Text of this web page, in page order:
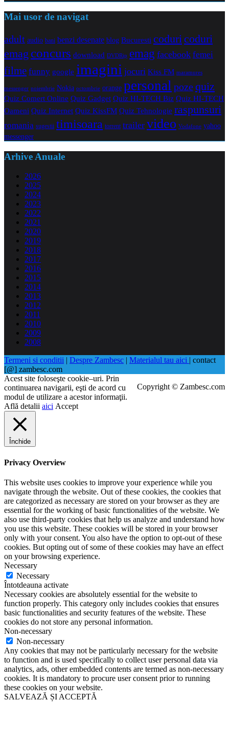
Mai usor de navigat
adult audio bani benzi desenate blog Bucuresti coduricoduri
emag concurs download DVDRip emag facebook femei
filme funny google imagini jocuri Kiss FM maramures
messenger noiembrie Nokia octombrie orange personal pozequiz
Quiz Comert Online Quiz Gadget Quiz HI-TECH Biz Quiz HI-TECH
Oameni Quiz Internet Quiz KissFM Quiz Tehnologie raspunsuri
romania sugestii timisoara torrent trailer video Vodafone yahoo
messenger
Arhive Anuale
2026
2025
2024
2023
2022
2021
2020
2019
2018
2017
2016
2015
2014
2013
2012
2011
2010
2009
2008
Termeni si conditii | Despre Zambesc | Materialul tau aici | contact
[@] zambesc.com
Copyright © Zambesc.com
Acest site foloseşte cookie–uri. Prin
continuarea navigarii, eşti de acord cu
modul de utilizare a acestor informaţii.
Află detalii aici Accept
Închide
Privacy Overview
This website uses cookies to improve your experience while you
navigate through the website. Out of these cookies, the cookies that
are categorized as necessary are stored on your browser as they are
essential for the working of basic functionalities of the website. We
also use third-party cookies that help us analyze and understand how
you use this website. These cookies will be stored in your browser
only with your consent. You also have the option to opt-out of these
cookies. But opting out of some of these cookies may have an effect
on your browsing experience.
Necessary
Necessary
Întotdeauna activate
Necessary cookies are absolutely essential for the website to
function properly. This category only includes cookies that ensures
basic functionalities and security features of the website. These
cookies do not store any personal information.
Non-necessary
Non-necessary
Any cookies that may not be particularly necessary for the website
to function and is used specifically to collect user personal data via
analytics, ads, other embedded contents are termed as non-necessary
cookies. It is mandatory to procure user consent prior to running
these cookies on your website.
SALVEAZĂ ȘI ACCEPTĂ